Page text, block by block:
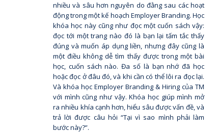
nhiều và sâu hơn nguyên do đằng sau các hoạt
động trong một kế hoạch Employer Branding. Học
khóa học này cũng như đọc một cuốn sách vậy:
đọc tới một trang nào đó là bạn lại tấm tắc thấy
đúng và muốn áp dụng liền, nhưng đây cũng là
một điều không dễ tìm thấy được trong một bài
học, cuốn sách nào. Đa số là bạn nhớ đã học
hoặc đọc ở đâu đó, và khi cần có thể lôi ra đọc lại.
Và khóa học Employer Branding & Hiring của TM
với mình cũng như vậy. Khóa học giúp mình mở
ra nhiều khía cạnh hơn, hiểu sâu được vấn đề, và
trả lời được câu hỏi “Tại vì sao mình phải làm
bước này?”.